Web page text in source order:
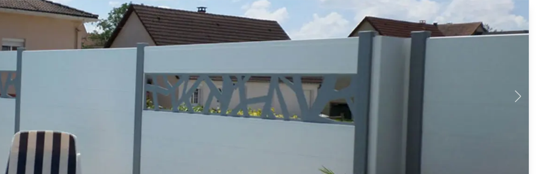
et pare-vent
extérieurs